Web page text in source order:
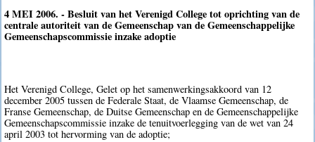
4 MEI 2006. - Besluit van het Verenigd College tot oprichting van de
centrale autoriteit van de Gemeenschap van de Gemeenschappelijke
Gemeenschapscommissie inzake adoptie
Het Verenigd College, Gelet op het samenwerkingsakkoord van 12
december 2005 tussen de Federale Staat, de Vlaamse Gemeenschap, de
Franse Gemeenschap, de Duitse Gemeenschap en de Gemeenschappelijke
Gemeenschapscommissie inzake de tenuitvoerlegging van de wet van 24
april 2003 tot hervorming van de adoptie;